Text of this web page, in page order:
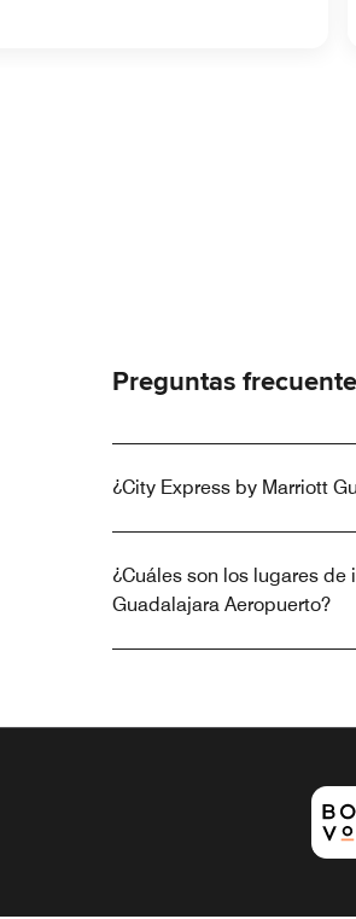
Preguntas
¿City Express by Marriott
¿Cuáles son los lugares
Guadalajara Aeropuerto?